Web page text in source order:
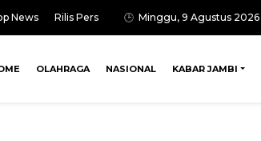
News Rilis Pers Minggu, 9 Agustus 2026
OLAHRAGA NASIONAL KABAR JAMBI